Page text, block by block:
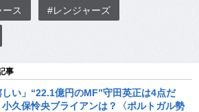
ス #レンジャーズ
事
しい」“22.1億円のMF”守田英正は4点だ
久保怜央ブライアンは？〈ポルトガル勢